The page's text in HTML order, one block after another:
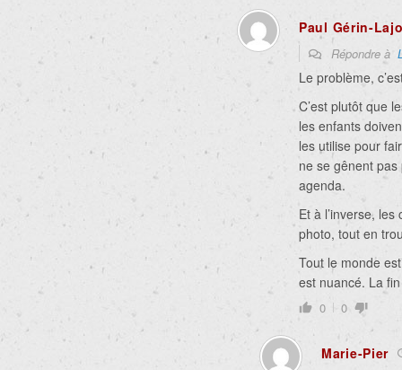
Paul Gérin-
Répondre à
Le problème,
C’est plutôt que
les enfants
les utilise pour
ne se gênent
agenda.
Et à l’inverse,
photo, tout en
Tout le monde
est nuancé. La
0 0
Marie-Pier